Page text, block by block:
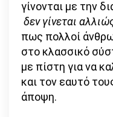
γίνονται με την
δεν γίνεται
πως πολλοί
στο κλασσικό
με πίστη για να
και τον εαυτό
άποψη.